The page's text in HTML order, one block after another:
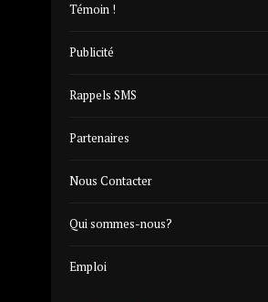
Témoin !
Publicité
Rappels SMS
Partenaires
Nous Contacter
Qui sommes-nous?
Emploi